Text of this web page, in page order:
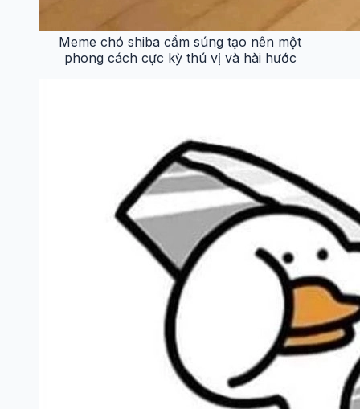
Meme chó shiba cầm súng tạo nên một
phong cách cực kỳ thú vị và hài hước